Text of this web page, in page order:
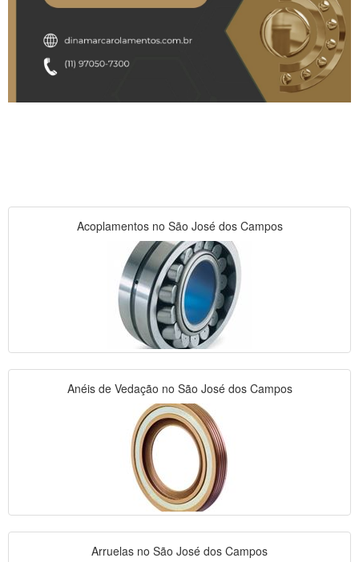
Acoplamentos no São José dos Campos
Anéis de Vedação no São José dos Campos
Arruelas no São José dos Campos